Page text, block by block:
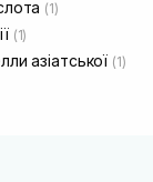
(1)
(1)
азіатської (1)